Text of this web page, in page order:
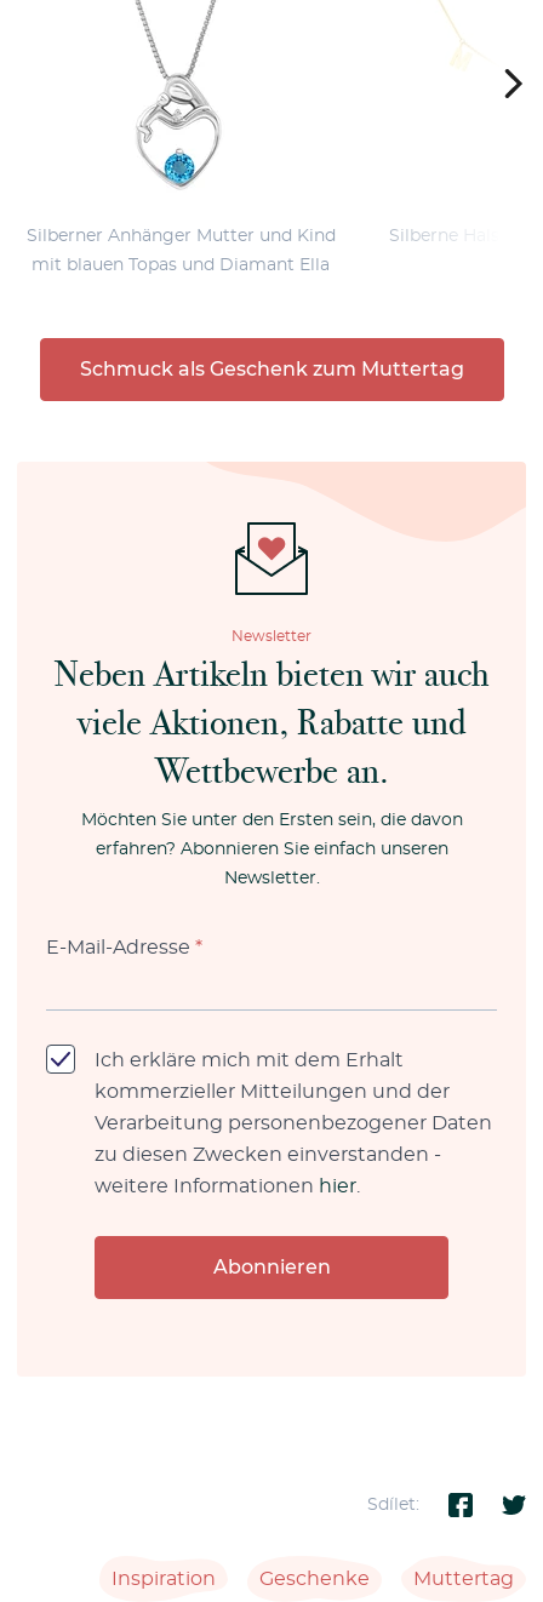
Silberner Anhänger Mutter und Kind
mit blauen Topas und Diamant Ella
Silberne
Schmuck als Geschenk zum Muttertag
Newsletter
Neben Artikeln bieten wir auch
viele Aktionen, Rabatte und
Wettbewerbe an.
Möchten Sie unter den Ersten sein, die davon
erfahren? Abonnieren Sie einfach unseren
Newsletter.
E-Mail-Adresse *
Ich erkläre mich mit dem Erhalt
kommerzieller Mitteilungen und der
Verarbeitung personenbezogener Daten
zu diesen Zwecken einverstanden -
weitere Informationen hier.
Abonnieren
Sdílet:
Inspiration Geschenke Muttertag